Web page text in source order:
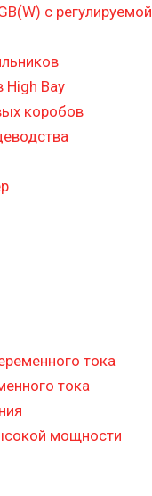
с
High Bay
коробов
тока
тока
мощности